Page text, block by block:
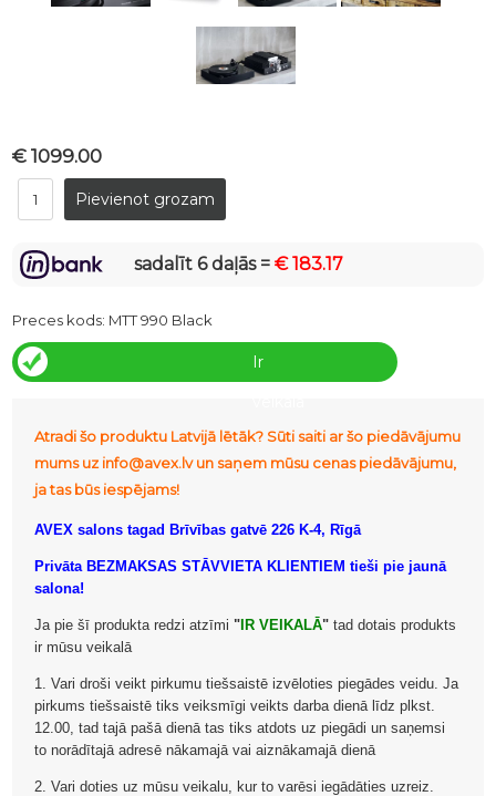
€ 1099.00
sadalīt 6 daļās =€ 183.17
Preces kods: MTT 990 Black
Ir
Atradi šo produktu Latvijā lētāk? Sūti saiti ar šo piedāvājumu
mums uz info@avex.lv un saņem mūsu cenas piedāvājumu,
ja tas būs iespējams!
AVEX salons tagad Brīvības gatvē 226 K-4, Rīgā
Privāta BEZMAKSAS STĀVVIETA KLIENTIEM tieši pie jaunā
salona!
Ja pie šī produkta redzi atzīmi "IR VEIKALĀ" tad dotais produkts
ir mūsu veikalā
1. Vari droši veikt pirkumu tiešsaistē izvēloties piegādes veidu. Ja
pirkums tiešsaistē tiks veiksmīgi veikts darba dienā līdz plkst.
12.00, tad tajā pašā dienā tas tiks atdots uz piegādi un saņemsi
to norādītajā adresē nākamajā vai aiznākamajā dienā
2. Vari doties uz mūsu veikalu, kur to varēsi iegādāties uzreiz.